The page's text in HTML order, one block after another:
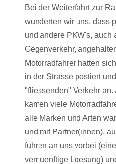
Bei der Weiterfahrt zur
wunderten wir uns, dass
und andere PKW's, auch
Gegenverkehr,
Motorradfahrer hatten
in der Strasse postiert
"fliessenden" Verkehr an.
kamen viele
alle Marken und Arten
und mit Partner(innen),
fuhren an uns vorbei
vernuenftige Loesung)